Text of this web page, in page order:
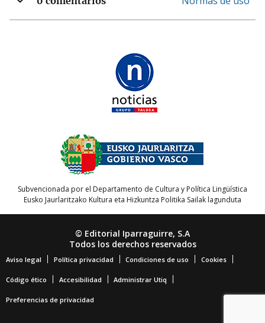
Subvencionada por el Departamento de Cultura y Política Lingüística
Eusko Jaurlaritzako Kultura eta Hizkuntza Politika Sailak lagunduta
© Editorial Iparraguirre, S.A
Todos los derechos reservados
Aviso legal Política privacidad Condiciones de uso Cookies
Código ético Accesibilidad Administrar Utiq
Preferencias de privacidad